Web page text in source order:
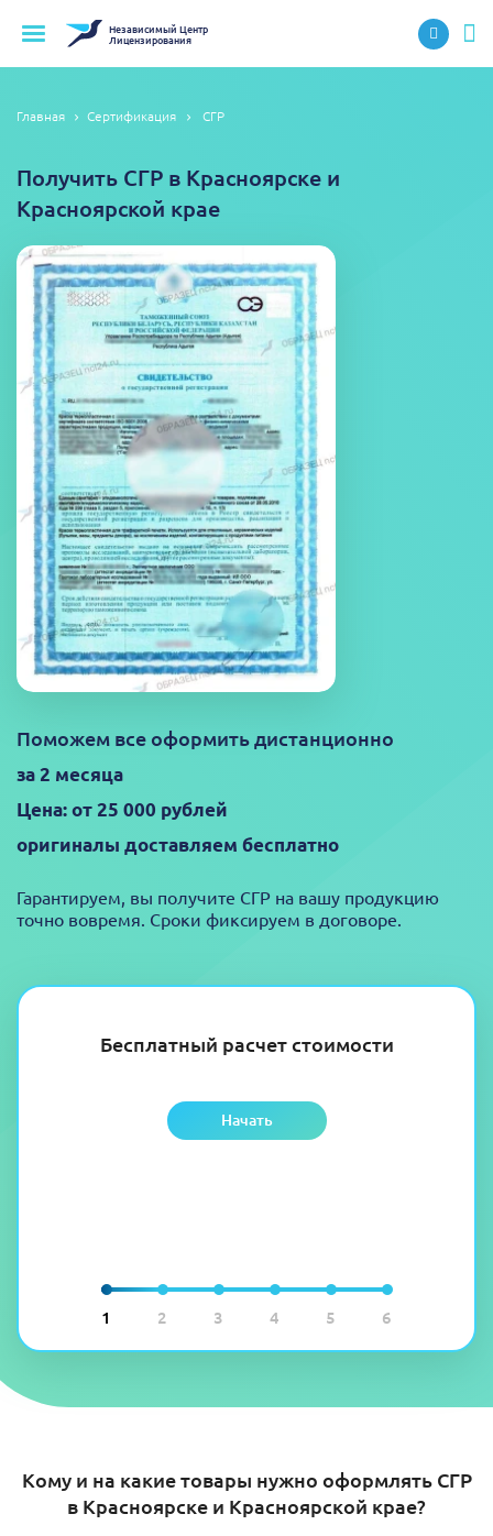
НезависимыйЦентр
Лицензирования
Главная Сертификация СГР
1 2 3 4 5 6
Бесплатный расчет стоимости
Начать
Получить СГР в Красноярске и
Красноярской крае
Поможем все оформить дистанционно
за 2 месяца
Цена: от 25 000 рублей
оригиналы доставляем бесплатно
Гарантируем, вы получите СГР на вашу продукцию
точно вовремя. Сроки фиксируем в договоре.
Кому и на какие товары нужно оформлять СГР
в Красноярске и Красноярской крае?